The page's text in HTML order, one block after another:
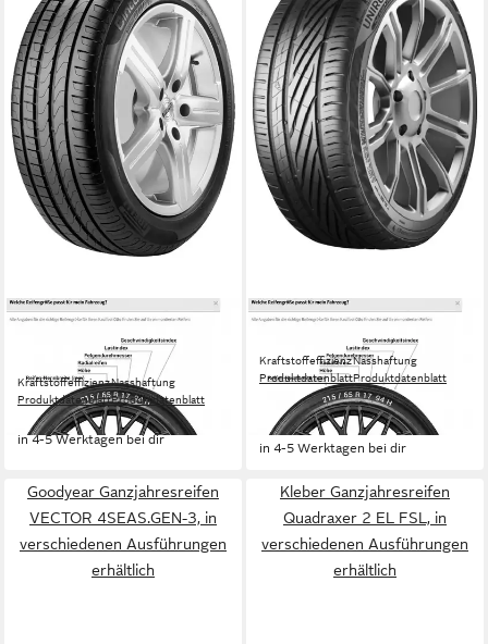
PIRELLI
Sommerreifen CINTURATO
Kraftstoffeffizienz
Produktdatenblatt
Nasshaftung
Produktdatenblatt
209,99 €
in 4-5 Werktagen bei dir
UNIROYAL
Sommerreifen RAINSPORT-5
Kraftstoffeffizienz
Produktdatenblatt
Nasshaftung
Produktdatenblatt
169,99 € UVP179,99 €
-6%
in 4-5 Werktagen bei dir
Goodyear Ganzjahresreifen
VECTOR 4SEAS.GEN-3, in
verschiedenen Ausführungen
erhältlich
Kleber Ganzjahresreifen
Quadraxer 2 EL FSL, in
verschiedenen Ausführungen
erhältlich